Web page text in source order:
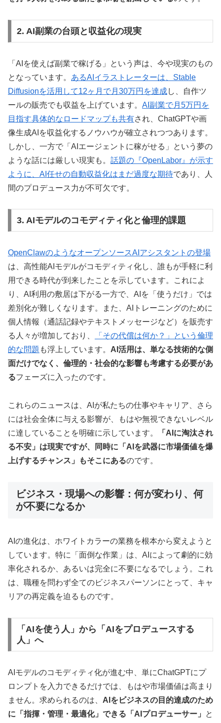
2. AI副業の台頭と収益化の現実
「AIを使えば副業で稼げる」という声は、今や現実のもの
となっています。 あるAIイラストレーターは、Stable
Diffusionを活用して12ヶ月で月30万円を達成し、自作ツ
ールの販売でも収益を上げています。 AI副業で月5万円を
目指す具体的なロードマップも共有され、ChatGPTや画
像生成AIを収益化するノウハウが確立されつつあります。
しかし、一方で「AIエージェントに稼がせる」という夢の
ような話には厳しい現実も。 話題の『OpenLabor』が示す
ように、AI任せの自動収益化はまだ過度な期待であり、人
間のプロデュース力が不可欠です。
3. AIモデルのコモディティ化と倫理的課題
OpenClawのようなオープンソースAIアシスタントの登場
は、高性能AIモデルがコモディティ化し、誰もが手軽に利
用できる時代が到来したことを示しています。これによ
り、AI利用の敷居は下がる一方で、AIを「使うだけ」では
差別化が難しくなります。また、AIトレーニングのために
個人情報（通話記録やテキストメッセージなど）を販売す
る人々が増加しており、
「その代償は何か？」という倫理
的な問題 も浮上しています。 AI活用は、単なる技術的な側
面だけでなく、倫理的・社会的な影響も考慮する必要があ
るフェーズに入ったのです。
これらのニュースは、AIが私たちの仕事やキャリア、さら
には社会全体に与える影響が、もはや無視できないレベル
に達していることを明確に示しています。
「AIに淘汰され
る不安」は現実ですが、同時に「AIを武器に市場価値を爆
上げするチャンス」もそこにあるのです。
ビジネス・現場への影響：何が変わり、何
が不要になるか
AIの進化は、ホワイトカラーの業務を根本から変えようと
しています。特に「面倒な作業」は、AIによって劇的に効
率化されるか、あるいは完全に不要になるでしょう。これ
は、職種を問わず全てのビジネスパーソンにとって、キャ
リアの再定義を迫るものです。
「AIを使う人」から「AIをプロデュースする
人」へ
AIモデルのコモディティ化が進む中、単にChatGPTにプ
ロンプトを入力できるだけでは、もはや市場価値は高まり
ません。求められるのは、 AIをビジネスの目的達成のため
に「指揮・管理・最適化」できる「AIプロデューサー」
と